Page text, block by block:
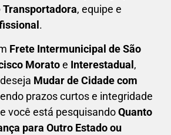
Transportadora, equipe e
.
Frete Intermunicipal de São
Moratoe Interestadual ,
Mudar de Cidade com
prazos curtos e integridade
você está pesquisandoQuanto
para Outro Estado ou